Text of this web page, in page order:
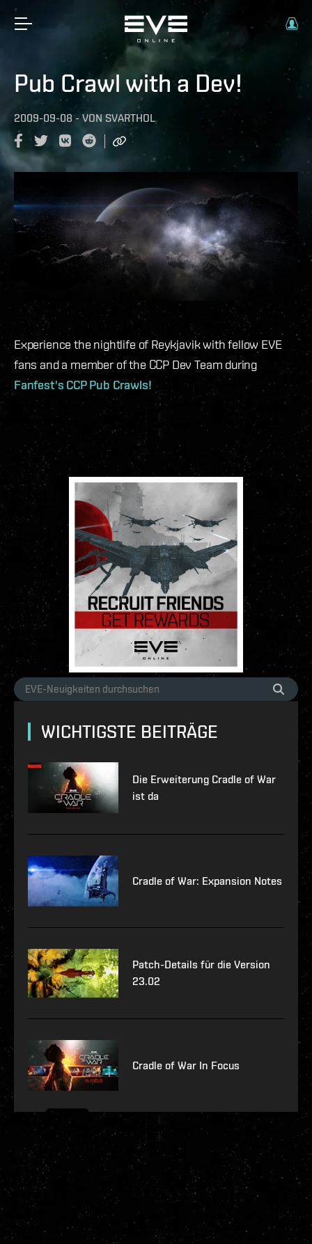
Pub Crawl with a Dev!
2009-09-08 - VON SVARTHOL
Experience the nightlife of Reykjavik with fellow EVE
fans and a member of the CCP Dev Team during
Fanfest's CCP Pub Crawls!
WICHTIGSTE BEITRÄGE
Die Erweiterung Cradle of War
ist da
Cradle of War: Expansion Notes
Patch-Details für die Version
23.02
Cradle of War In Focus